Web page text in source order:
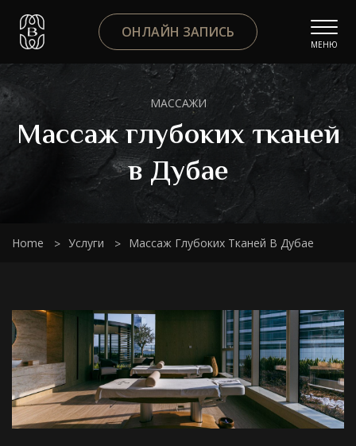
ОНЛАЙН ЗАПИСЬ
МЕНЮ
МАССАЖИ
Массаж глубоких тканей
в Дубае
Home Услуги Массаж Глубоких Тканей В Дубае